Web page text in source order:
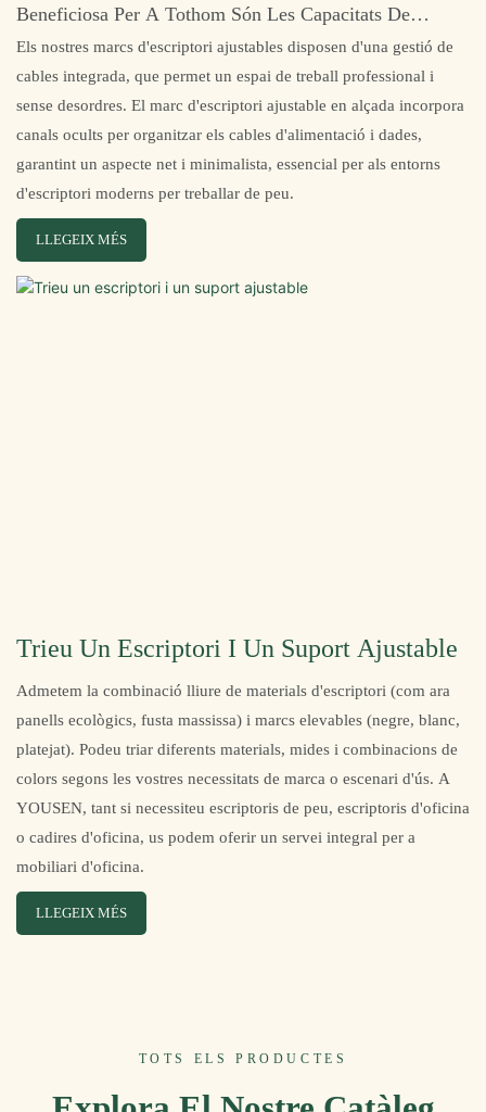
Beneficiosa Per A Tothom Són Les Capacitats De
Disseny I El Servei Al Client.
Els nostres marcs d'escriptori ajustables disposen d'una gestió de
cables integrada, que permet un espai de treball professional i
sense desordres. El marc d'escriptori ajustable en alçada incorpora
canals ocults per organitzar els cables d'alimentació i dades,
garantint un aspecte net i minimalista, essencial per als entorns
d'escriptori moderns per treballar de peu.
LLEGEIX MÉS
Trieu Un Escriptori I Un Suport Ajustable
Admetem la combinació lliure de materials d'escriptori (com ara
panells ecològics, fusta massissa) i marcs elevables (negre, blanc,
platejat). Podeu triar diferents materials, mides i combinacions de
colors segons les vostres necessitats de marca o escenari d'ús. A
YOUSEN, tant si necessiteu escriptoris de peu, escriptoris d'oficina
o cadires d'oficina, us podem oferir un servei integral per a
mobiliari d'oficina.
LLEGEIX MÉS
TOTS ELS PRODUCTES